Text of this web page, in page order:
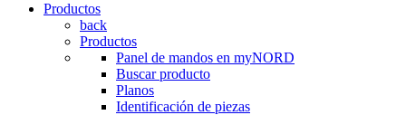
Productos
back
Productos
Panel de mandos en myNORD
Buscar producto
Planos
Identificación de piezas